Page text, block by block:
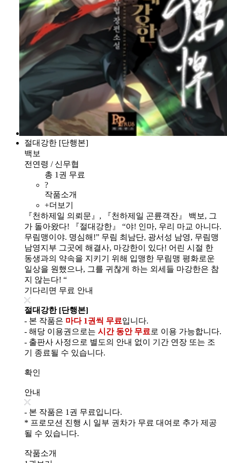
절대강한 [단행본]
백보
전연령 / 신무협
총 1권 무료
?
작품소개
+더보기
『천하제일 의뢰문』, 『천하제일 곤륜객잔』 백보, 그
가 돌아왔다! 『절대강한』 “야! 인마, 우리 마교 아니다.
무림맹이야. 명심해!” 무림 최남단, 광서성 남영, 무림맹
남영지부 그곳에 해결사, 마강한이 있다! 어린 시절 한
동생과의 약속을 지키기 위해 입맹한 무림맹 평화로운
일상을 원했으나, 그를 귀찮게 하는 외세들 마강한은 참
지 않는다! “
기다리면 무료 안내
절대강한 [단행본]
- 본 작품은 마다 1권씩 무료입니다.
- 해당 이용권으로는 시간 동안 무료로 이용 가능합니다.
- 출판사 사정으로 별도의 안내 없이 기간 연장 또는 조
기 종료될 수 있습니다.
확인
안내
- 본 작품은 1권 무료입니다.
* 프로모션 진행 시 일부 권차가 무료 대여로 추가 제공
될 수 있습니다.
작품소개